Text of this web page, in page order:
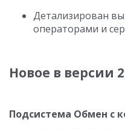
Детализирован
операторами и
Новое в версии
Подсистема Обмен с